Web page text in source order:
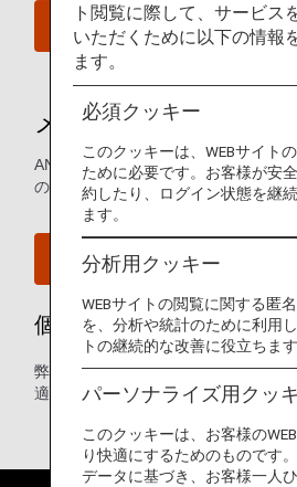
ANAマイレージクラブ
メールマガジン受信
ANAマイレージクラブ会員のお客様
の変更をお願いいたします。
登録内容の確認・変
個人情報のお取り扱いにつ
弊社 プライバシーポリシー
に従
適切にお取り扱いいたします。
ト閲覧に際して、サービス
いただくために以下の情報
ます。
必須クッキー
このクッキーは、WEBサイト
ために必要です。お客様が安
約したり、ログイン状態を継
ます。
分析用クッキー
WEBサイトの閲覧に関する匿
を、分析や統計のために利用
トの継続的な改善に役立ちます
パーソナライズ用クッ
このクッキーは、お客様の
り快適にするためのものです
データに基づき、お客様一人